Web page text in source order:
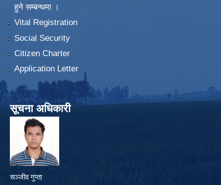
हुने सम्बन्धमा ।
Vital Registration
Social Security
Citizen Charter
Application Letter
सूचना अधिकारी
सञ्जीव गुप्ता